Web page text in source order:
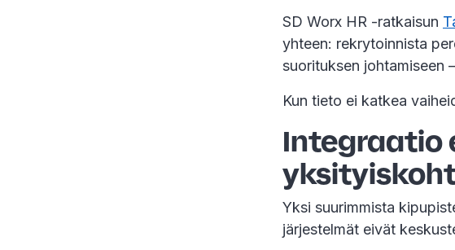
SD Worx HR -ratkaisun
yhteen: rekrytoinnista
suorituksen johtamiseen
Kun tieto ei katkea
Integraatio
Yksi suurimmista
järjestelmät eivät